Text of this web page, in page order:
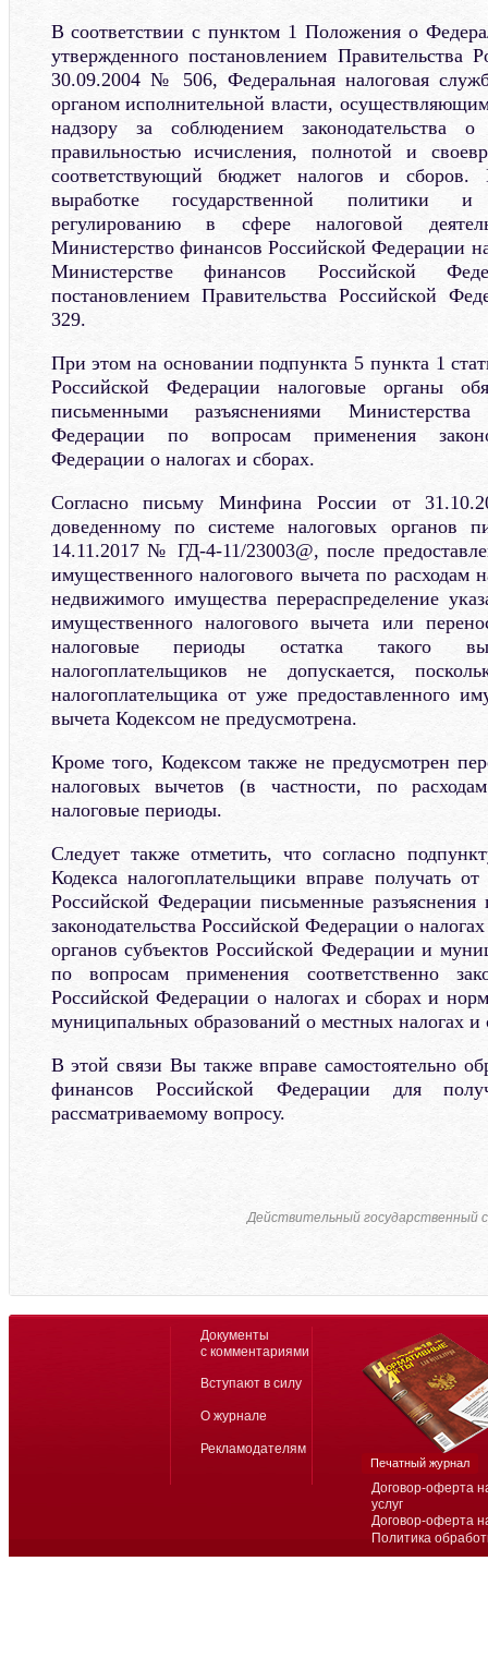
В соответствии с пунктом 1 Положения о
утвержденного постановлением Правительства
30.09.2004 № 506, Федеральная налоговая
органом исполнительной власти,
надзору за соблюдением законодательства
правильностью исчисления, полнотой и
соответствующий бюджет налогов и
выработке государственной политики и
регулированию в сфере налоговой
Министерство финансов Российской Федерации
Министерстве финансов Российской
постановлением Правительства Российской
329.
При этом на основании подпункта 5 пункта 1
Российской Федерации налоговые органы
письменными разъяснениями
Федерации по вопросам применения
Федерации о налогах и сборах.
Согласно письму Минфина России от
доведенному по системе налоговых
14.11.2017 № ГД-4-11/23003@, после
имущественного налогового вычета по расходам
недвижимого имущества перераспределение
имущественного налогового вычета или
налоговые периоды остатка такого
налогоплательщиков не допускается,
налогоплательщика от уже предоставленного
вычета Кодексом не предусмотрена.
Кроме того, Кодексом также не предусмотрен
налоговых вычетов (в частности, по
налоговые периоды.
Следует также отметить, что согласно
Кодекса налогоплательщики вправе получать
Российской Федерации письменные
законодательства Российской Федерации о
органов субъектов Российской Федерации и
по вопросам применения соответственно
Российской Федерации о налогах и сборах и
муниципальных образований о местных налогах и
В этой связи Вы также вправе самостоятельно
финансов Российской Федерации для
рассматриваемому вопросу.
Действительный государственный
Договор-оферта
услуг
Договор-оферта
Политика
Документы
с комментариями
Вступают в силу
О журнале
Рекламодателям
Печатный журнал